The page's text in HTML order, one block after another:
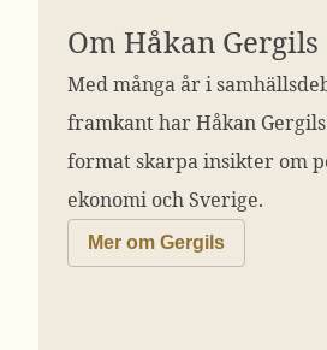
Om Håkan Gergils
Med många år i
framkant har Håkan Gergils
format skarpa insikter om
ekonomi och Sverige.
Mer om Gergils